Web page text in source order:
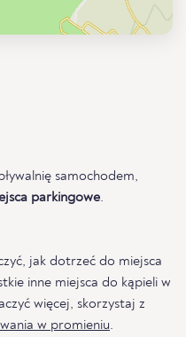
samochodem,
parkingowe.
jak dotrzeć do miejsca
inne miejsca do kąpieli w
więcej, skorzystaj z
w promieniu.